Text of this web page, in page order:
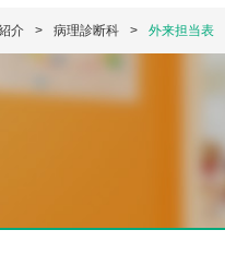
介 病理診断科 外来担当表